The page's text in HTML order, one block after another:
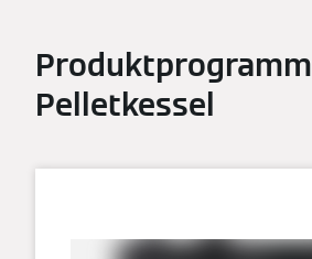
Produktprogramm
Pelletkessel